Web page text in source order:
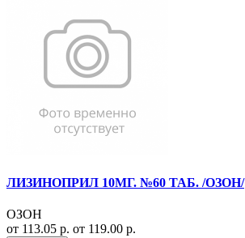
ЛИЗИНОПРИЛ 10МГ. №60 ТАБ. /ОЗОН/
ОЗОН
от 113.05 р. от 119.00 р.